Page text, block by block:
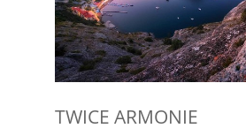
TWICE ARMONIE